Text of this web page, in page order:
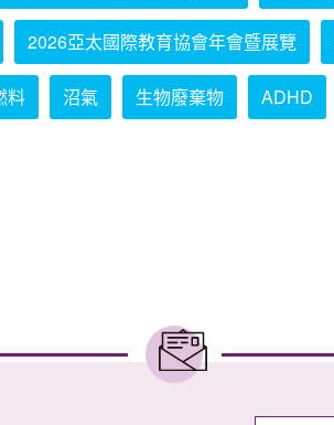
2026亞太國際教育協會年會暨展覽
料 沼氣 生物廢棄物 ADHD